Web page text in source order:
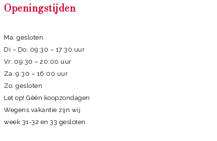
Openingstijden
Ma: gesloten
Di – Do: 09:30 – 17:30 uur
Vr: 09:30 – 20:00 uur
Za: 9:30 – 16:00 uur
Zo: gesloten
Let op! Géén koopzondagen
Wegens vakantie zijn wij
week 31-32 en 33 gesloten.